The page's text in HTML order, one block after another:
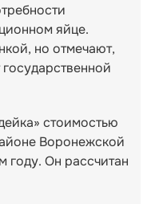
яйце.
но отмечают,
государственной
стоимостью
Воронежской
году. Он рассчитан